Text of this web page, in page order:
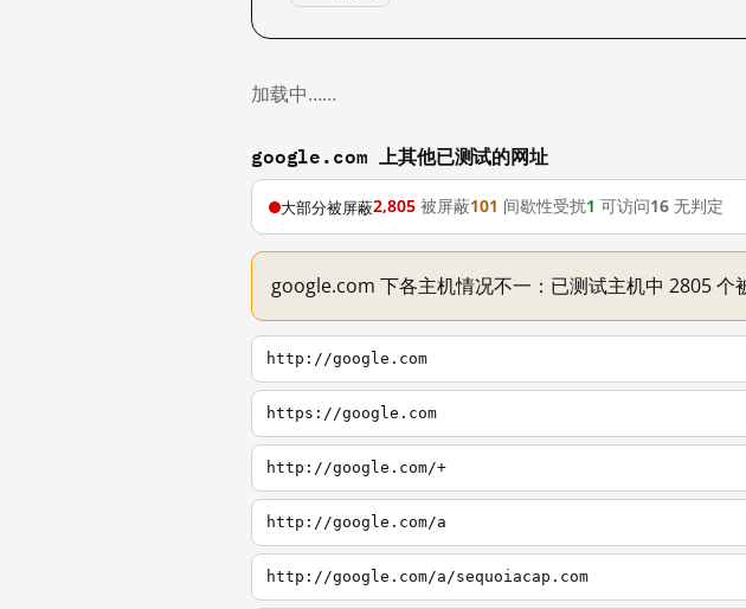
加载中……
google.com 上其他已测试的网址
大部分被屏蔽2,805 被屏蔽101 间歇性受扰1 可访问16 无判定
google.com 下各主机情况不一：已测试主机中 2805 个
http://google.com
https://google.com
http://google.com/+
http://google.com/a
http://google.com/a/sequoiacap.com